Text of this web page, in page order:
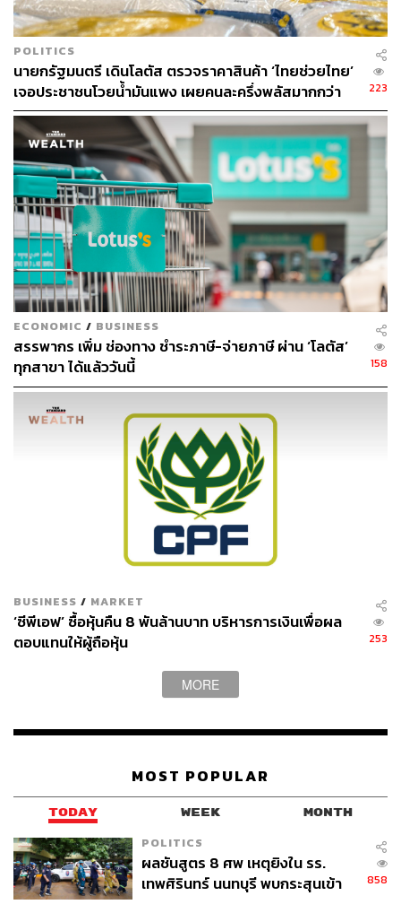
POLITICS
นายกรัฐมนตรี เดินโลตัส ตรวจราคาสินค้า ‘ไทยช่วยไทย’
เจอประชาชนโวยน้ำมันแพง เผยคนละครึ่งพลัสมากกว่า
เดิม ครอบคลุมเพิ่ม
223
ECONOMIC / BUSINESS
สรรพากร เพิ่ม ช่องทาง ชำระภาษี-จ่ายภาษี ผ่าน ‘โลตัส’
ทุกสาขา ได้แล้ววันนี้
158
BUSINESS / MARKET
‘ซีพีเอฟ’ ซื้อหุ้นคืน 8 พันล้านบาท บริหารการเงินเพื่อผล
ตอบแทนให้ผู้ถือหุ้น
253
MORE
MOST POPULAR
TODAY WEEK MONTH
POLITICS
ผลชันสูตร 8 ศพ เหตุยิงใน รร.
เทพศิรินทร์ นนทบุรี พบกระสุนเข้า
858